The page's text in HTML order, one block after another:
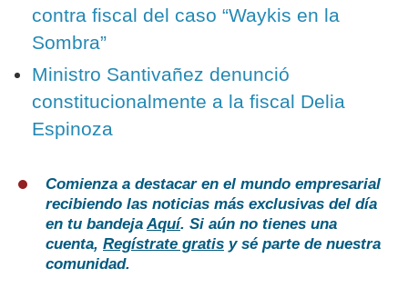
contra fiscal del caso “Waykis en la
Sombra”
Ministro Santivañez denunció
constitucionalmente a la fiscal Delia
Espinoza
Comienza a destacar en el mundo empresarial
recibiendo las noticias más exclusivas del día
en tu bandejaAquí. Si aún no tienes una
cuenta, Regístrate gratis y sé parte de nuestra
comunidad.